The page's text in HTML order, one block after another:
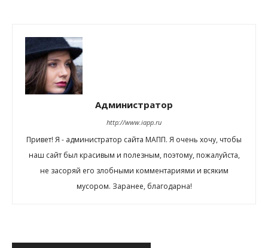
Администратор
http://www.iapp.ru
Привет! Я - администратор сайта МАПП. Я очень хочу, чтобы
наш сайт был красивым и полезным, поэтому, пожалуйста,
не засоряй его злобными комментариями и всяким
мусором. Заранее, благодарна!